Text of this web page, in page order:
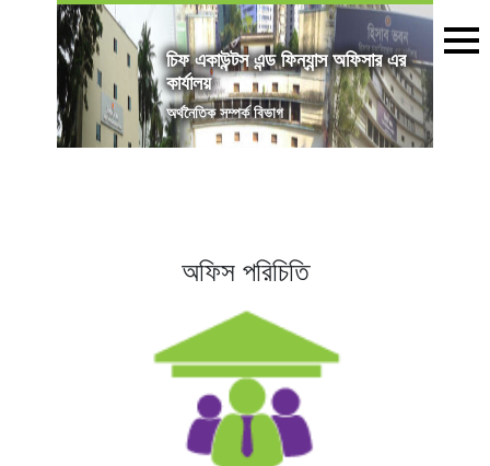
চিফ একাউন্টস এন্ড ফিন্যান্স অফিসার এর
কার্যালয়
অৰ্থনৈতিক সম্পর্ক বিভাগ
অফিস পরিচিতি